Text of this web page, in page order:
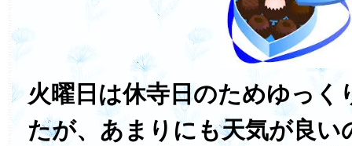
火曜日は休寺日のためゆっく
たが、あまりにも天気が良い